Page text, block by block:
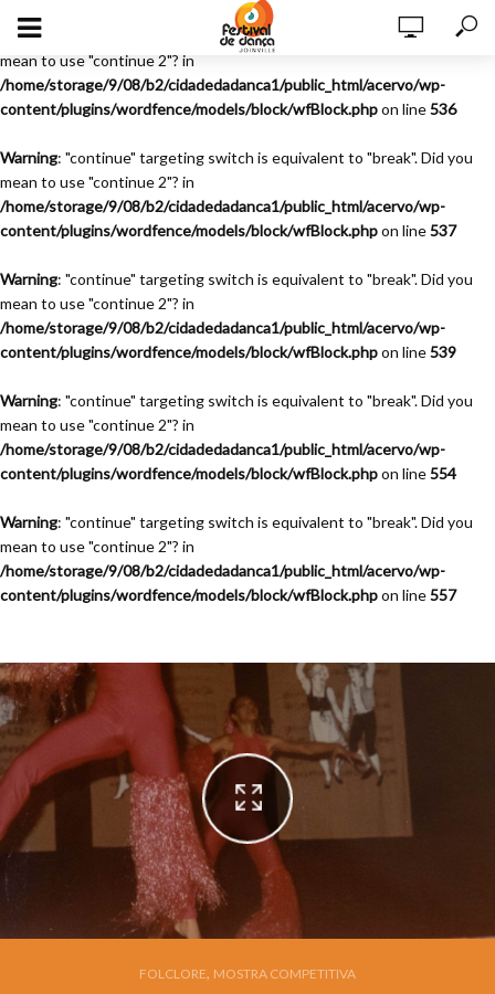
Warning
: "continue" targeting switch is equivalent to "break". Did you
mean to use "continue 2"? in
/home/storage/9/08/b2/cidadedadanca1/public_html/acervo/wp-
content/plugins/wordfence/models/block/wfBlock.phpon line536
Warning: "continue" targeting switch is equivalent to "break". Did you
mean to use "continue 2"? in
/home/storage/9/08/b2/cidadedadanca1/public_html/acervo/wp-
content/plugins/wordfence/models/block/wfBlock.phpon line537
Warning: "continue" targeting switch is equivalent to "break". Did you
mean to use "continue 2"? in
/home/storage/9/08/b2/cidadedadanca1/public_html/acervo/wp-
content/plugins/wordfence/models/block/wfBlock.phpon line539
Warning: "continue" targeting switch is equivalent to "break". Did you
mean to use "continue 2"? in
/home/storage/9/08/b2/cidadedadanca1/public_html/acervo/wp-
content/plugins/wordfence/models/block/wfBlock.phpon line554
Warning: "continue" targeting switch is equivalent to "break". Did you
mean to use "continue 2"? in
/home/storage/9/08/b2/cidadedadanca1/public_html/acervo/wp-
content/plugins/wordfence/models/block/wfBlock.phpon line557
Academia Deni Et Lui - Rio de Janeiro - Raça Brasileira - Afro Brasileira -
Folclore Amador
FOLCLORE, MOSTRA COMPETITIVA